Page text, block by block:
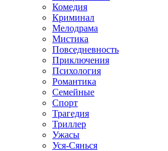
Комедия
Криминал
Мелодрама
Мистика
Повседневность
Приключения
Психология
Романтика
Семейные
Спорт
Трагедия
Триллер
Ужасы
Уся-Сянься